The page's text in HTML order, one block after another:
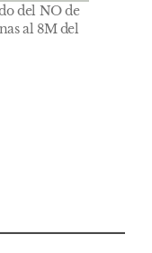
del NO de
al 8M del